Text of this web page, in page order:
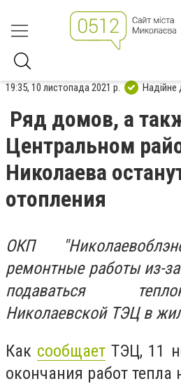
19:35, 10 листопада 2021 р.
Ряд домов, а
Центральном
Николаева
отопления
ОКП
ремонтные работы из-
подаваться
Николаевской ТЭЦ в
Как сообщает ТЭЦ, 11
окончания работ тепла